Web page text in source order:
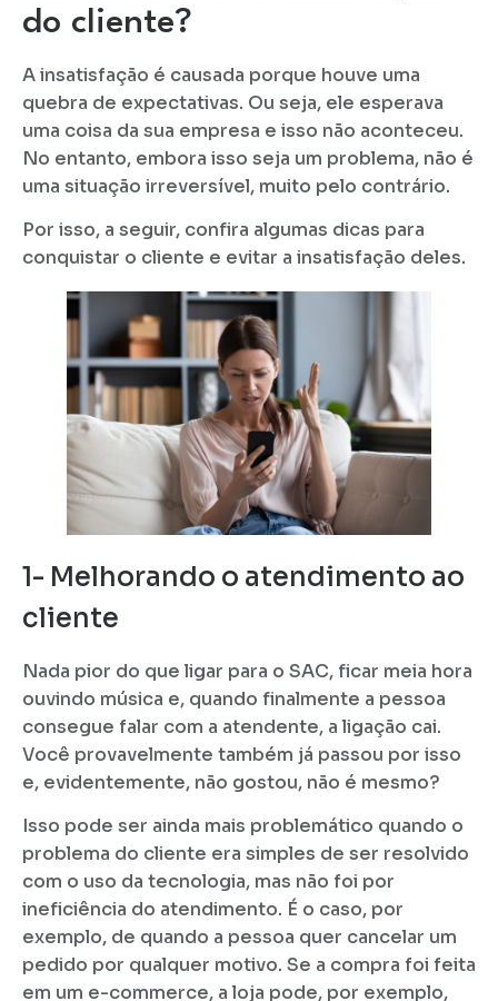
do cliente?
A insatisfação é causada porque houve uma
quebra de expectativas. Ou seja, ele esperava
uma coisa da sua empresa e isso não aconteceu.
No entanto, embora isso seja um problema, não é
uma situação irreversível, muito pelo contrário.
Por isso, a seguir, confira algumas dicas para
conquistar o cliente e evitar a insatisfação deles.
1- Melhorando o atendimento ao
cliente
Nada pior do que ligar para o SAC, ficar meia hora
ouvindo música e, quando finalmente a pessoa
consegue falar com a atendente, a ligação cai.
Você provavelmente também já passou por isso
e, evidentemente, não gostou, não é mesmo?
Isso pode ser ainda mais problemático quando o
problema do cliente era simples de ser resolvido
com o uso da tecnologia, mas não foi por
ineficiência do atendimento. É o caso, por
exemplo, de quando a pessoa quer cancelar um
pedido por qualquer motivo. Se a compra foi feita
em um e-commerce, a loja pode, por exemplo,